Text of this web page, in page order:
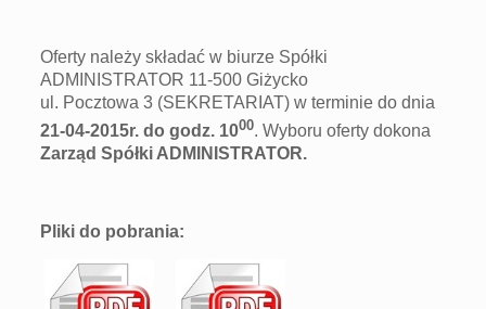
Oferty należy składać w biurze Spółki
ADMINISTRATOR 11-500 Giżycko
ul. Pocztowa 3 (SEKRETARIAT) w terminie do dnia
21-04-2015r. do godz. 1000. Wyboru oferty dokona
Zarząd Spółki ADMINISTRATOR.
Pliki do pobrania: